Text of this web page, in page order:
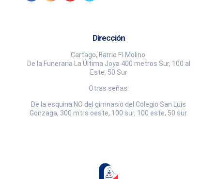
Dirección
Cartago, Barrio El Molino.
De la Funeraria La Última Joya 400 metros Sur, 100 al
Este, 50 Sur
Otras señas:
De la esquina NO del gimnasio del Colegio San Luis
Gonzaga, 300 mtrs oeste, 100 sur, 100 este, 50 sur.